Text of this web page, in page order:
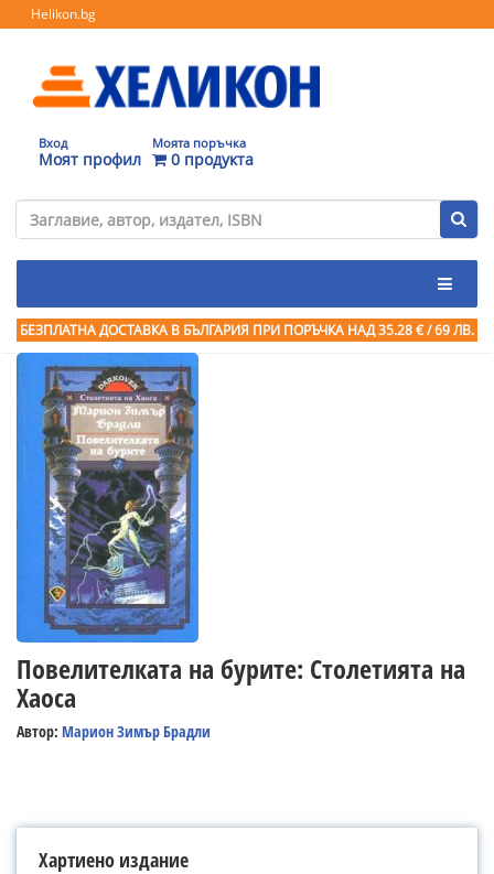
Helikon.bg
Вход
Моят профил
Моята поръчка
0 продукта
БЕЗПЛАТНА ДОСТАВКА В БЪЛГАРИЯ ПРИ ПОРЪЧКА НАД 35.28 € / 69 ЛВ.
Повелителката на бурите: Столетията на
Хаоса
Автор: Марион Зимър Брадли
Хартиено издание